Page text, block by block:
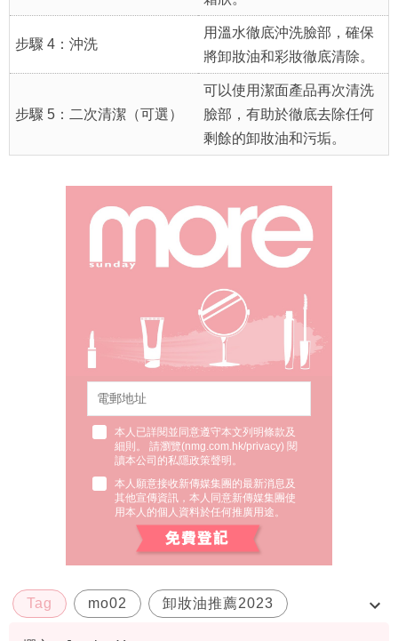
用溫水徹底沖洗臉部，確保
將卸妝油和彩妝徹底清除。
可以使用潔面產品再次清洗
臉部，有助於徹底去除任何
剩餘的卸妝油和污垢。
本人已詳閱並同意遵守本文列明條款及
細則。 請瀏覽(nmg.com.hk/privacy) 閱
讀本公司的私隱政策聲明。
本人願意接收新傳媒集團的最新消息及
其他宣傳資訊，本人同意新傳媒集團使
用本人的個人資料於任何推廣用途。
日本排行榜 日本票選